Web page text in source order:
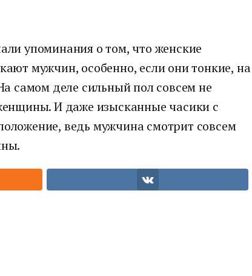
упоминания о том, что женские
мужчин, особенно, если они тонкие, на
самом деле сильный пол совсем не
И даже изысканные часики с
ведь мужчина смотрит совсем